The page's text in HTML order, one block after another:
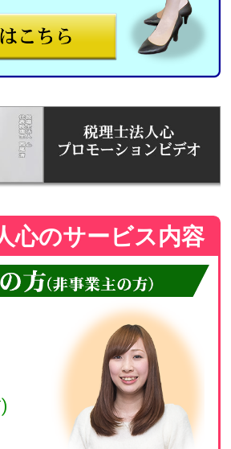
心のサービス内容